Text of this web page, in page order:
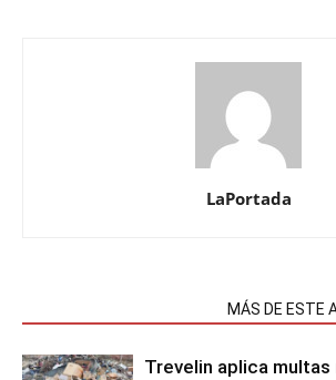
LaPortada
MÁS DE ESTE
Trevelin aplica